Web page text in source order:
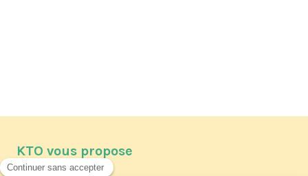
KTO vous propose